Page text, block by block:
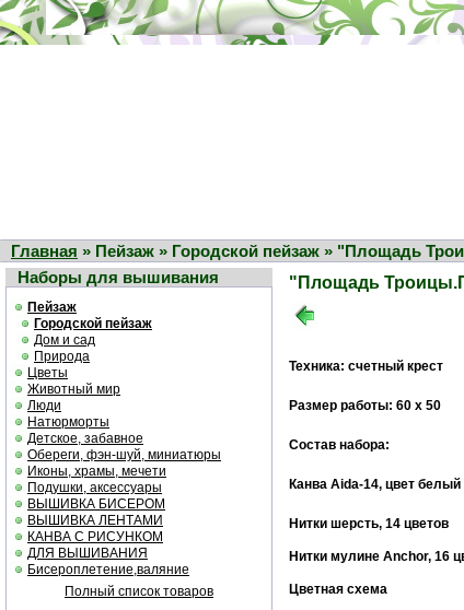
Главная » Пейзаж » Городской пейзаж » "Площадь
Наборы для вышивания
Пейзаж
Городской пейзаж
Дом и сад
Природа
Цветы
Животный мир
Люди
Натюрморты
Детское, забавное
Обереги, фэн-шуй, миниатюры
Иконы, храмы, мечети
Подушки, аксессуары
ВЫШИВКА БИСЕРОМ
ВЫШИВКА ЛЕНТАМИ
КАНВА С РИСУНКОМ
ДЛЯ ВЫШИВАНИЯ
Бисероплетение,валяние
Полный список товаров
"Площадь
Техника: счетный крест
Размер работы: 60 х 50
Состав набора:
Канва Aida-14, цвет белый
Нитки шерсть, 14 цветов
Нитки мулине Anchor, 16
Цветная cхема